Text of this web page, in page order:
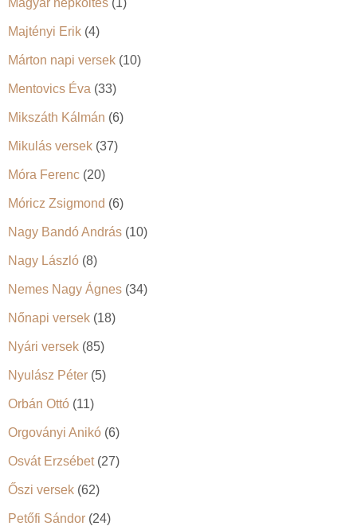
Majtényi Erik (4)
Márton napi versek (10)
Mentovics Éva (33)
Mikszáth Kálmán (6)
Mikulás versek (37)
Móra Ferenc (20)
Móricz Zsigmond (6)
Nagy Bandó András (10)
Nagy László (8)
Nemes Nagy Ágnes (34)
Nőnapi versek (18)
Nyári versek (85)
Nyulász Péter (5)
Orbán Ottó (11)
Orgoványi Anikó (6)
Osvát Erzsébet(27)
Őszi versek (62)
Petőfi Sándor (24)